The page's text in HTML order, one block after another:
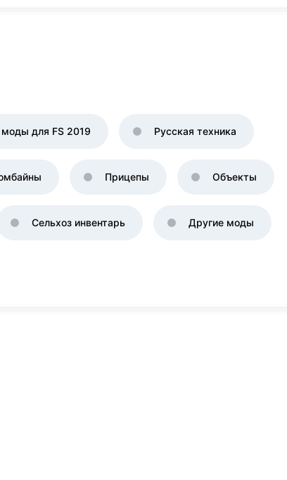
моды для FS 2019 Русская техника
Прицепы Объекты
Сельхоз инвентарь Другие моды